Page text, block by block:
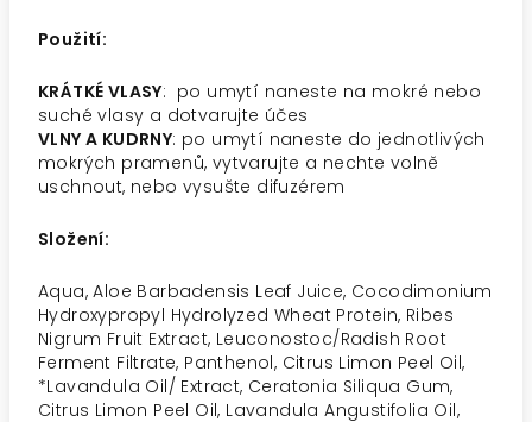
Použití:
KRÁTKÉ VLASY: po umytí naneste na mokré nebo
suché vlasy a dotvarujte účes
VLNY A KUDRNY: po umytí naneste do jednotlivých
mokrých pramenů, vytvarujte a nechte volně
uschnout, nebo vysušte difuzérem
Složení:
Aqua, Aloe Barbadensis Leaf Juice, Cocodimonium
Hydroxypropyl Hydrolyzed Wheat Protein, Ribes
Nigrum Fruit Extract, Leuconostoc/Radish Root
Ferment Filtrate, Panthenol, Citrus Limon Peel Oil,
*Lavandula Oil/ Extract, Ceratonia Siliqua Gum,
Citrus Limon Peel Oil, Lavandula Angustifolia Oil,